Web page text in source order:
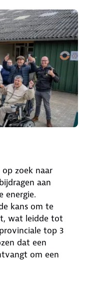
zoek naar
aan
energie.
kans om te
wat leidde tot
top 3
dat een
om een